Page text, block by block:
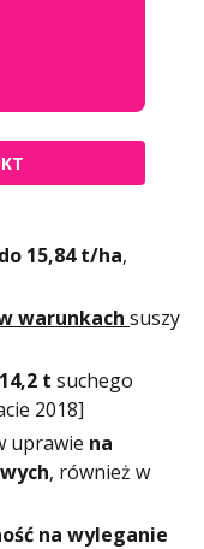
do 15,84 t/ha,
warunkach suszy
14,2 t suchego
2018]
uprawie na
, również w
na wyleganie